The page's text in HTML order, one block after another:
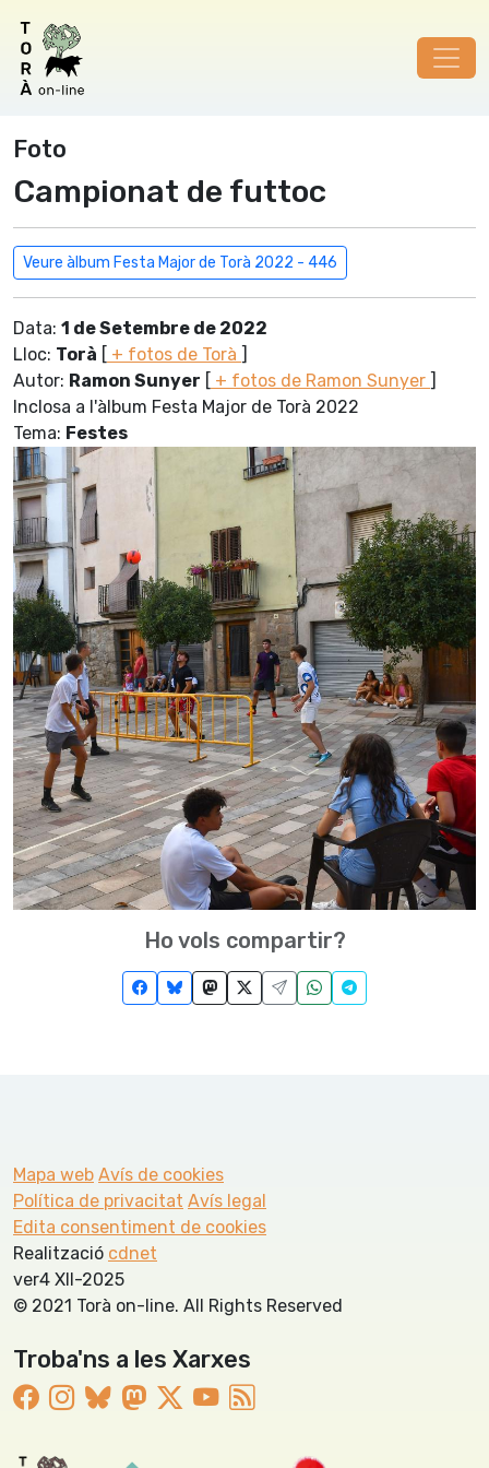
Foto
Campionat de futtoc
Veure àlbum Festa Major de Torà 2022 - 446
Data: 1 de Setembre de 2022
Lloc: Torà [ + fotos de Torà ]
Autor: Ramon Sunyer [ + fotos de Ramon Sunyer ]
Inclosa a l'àlbum Festa Major de Torà 2022
Tema: Festes
Ho vols compartir?
Mapa web Avís de cookies
Política de privacitat Avís legal
Edita consentiment de cookies
Realització cdnet
ver4 XII-2025
© 2021 Torà on-line. All Rights Reserved
Troba'ns a les Xarxes